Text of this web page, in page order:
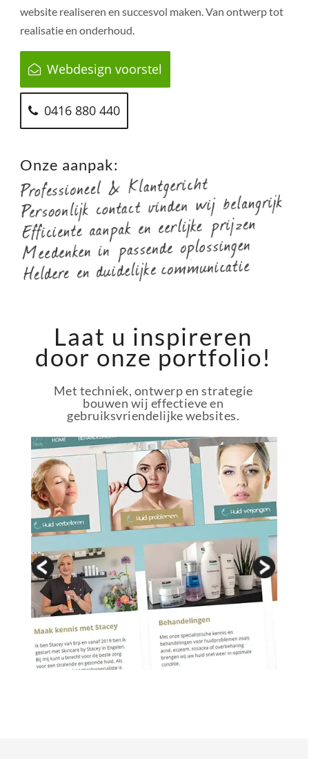
website realiseren en succesvol maken. Van ontwerp tot
realisatie en onderhoud.
Webdesign voorstel
0416 880 440
Onze aanpak:
Laat u inspireren
door onze portfolio!
Met techniek, ontwerp en strategie
bouwen wij effectieve en
gebruiksvriendelijke websites.